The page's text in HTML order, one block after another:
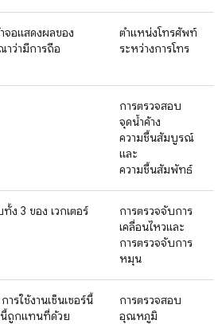
จอแสดงผลของ
าว่ามีการถือ
ตำแหน่งโทรศัพท์
ระหว่างการโทร
การตรวจสอบ
จุดน้ำค้าง
ความชื้นสัมบูรณ์
และ
ความชื้นสัมพัทธ์
ง 3 ของ เวกเตอร์
การตรวจจับการ
เคลื่อนไหวและ
การตรวจจับการ
หมุน
รใช้งานเซ็นเซอร์นี้
นี้ถูกแทนที่ด้วย
การตรวจสอบ
อุณหภูมิ